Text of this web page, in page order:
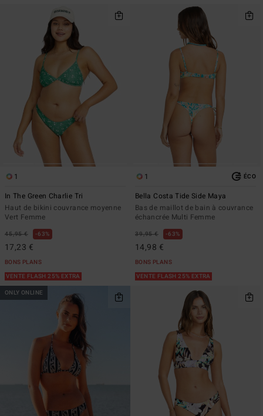
1
In The Green Charlie Tri
Haut de bikini couvrance moyenne
Vert Femme
45,95 € 63%
17,23 €
BONS PLANS
VENTE FLASH 25% EXTRA
1 ÉCO
Bella Costa Tide Side Maya
Bas de maillot de bain à couvrance
échancrée Multi Femme
39,95 € 63%
14,98 €
BONS PLANS
VENTE FLASH 25% EXTRA
ONLY ONLINE